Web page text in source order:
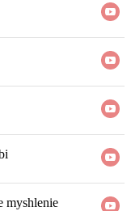
myshlenie